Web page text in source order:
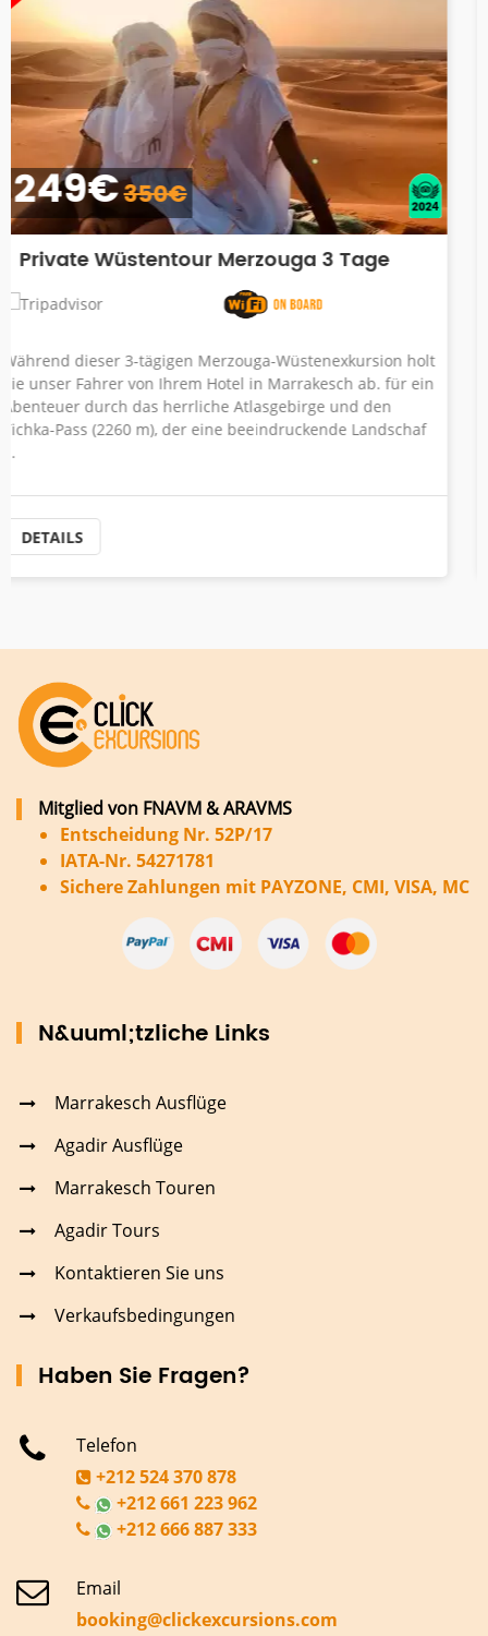
149€200€
Ouarzazate, Kasbah Ait ben haddou &
Oasis Fint 2 Tage Tour
Ouarzazate ist eine Stadt außerhalb der Eingeweide der
Erde, mitten in der Wüste im Süden des Königreichs, mit
einer Vielzahl von Dekorationen, die so schwer zu fassen
DETAILS
Mitglied von FNAVM & ARAVMS
Entscheidung Nr. 52P/17
IATA-Nr. 54271781
Sichere Zahlungen mit PAYZONE, CMI, VISA, MC
N&uuml;tzliche Links
Marrakesch Ausflüge
Agadir Ausflüge
Marrakesch Touren
Agadir Tours
Kontaktieren Sie uns
Verkaufsbedingungen
Haben Sie Fragen?
Telefon
+212 524 370 878
+212 661 223 962
+212 666 887 333
Email
booking@clickexcursions.com